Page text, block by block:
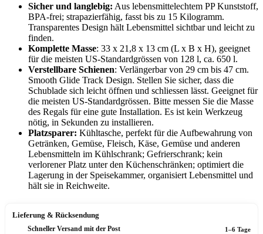
Sicher und langlebig: Aus lebensmittelechtem PP Kunststoff,
BPA-frei; strapazierfähig, fasst bis zu 15 Kilogramm.
Transparentes Design hält Lebensmittel sichtbar und leicht zu
finden.
Komplette Masse: 33 x 21,8 x 13 cm (L x B x H), geeignet
für die meisten US-Standardgrössen von 128 l, ca. 650 l.
Verstellbare Schienen: Verlängerbar von 29 cm bis 47 cm.
Smooth Glide Track Design. Stellen Sie sicher, dass die
Schublade sich leicht öffnen und schliessen lässt. Geeignet für
die meisten US-Standardgrössen. Bitte messen Sie die Masse
des Regals für eine gute Installation. Es ist kein Werkzeug
nötig, in Sekunden zu installieren.
Platzsparer: Kühltasche, perfekt für die Aufbewahrung von
Getränken, Gemüse, Fleisch, Käse, Gemüse und anderen
Lebensmitteln im Kühlschrank; Gefrierschrank; kein
verlorener Platz unter den Küchenschränken; optimiert die
Lagerung in der Speisekammer, organisiert Lebensmittel und
hält sie in Reichweite.
Lieferung & Rücksendung
Schneller Versand mit der Post
1–6 Tage